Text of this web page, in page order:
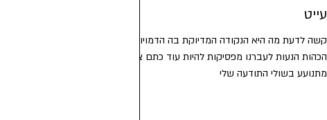
עייט
קשה לדעת מה היא הנקודה המדיוקת בה הדמויות
הכהות הנעות לעברנו מפסיקות להיות עוד כתם צבע
מתנועע בשולי התודעה שלי